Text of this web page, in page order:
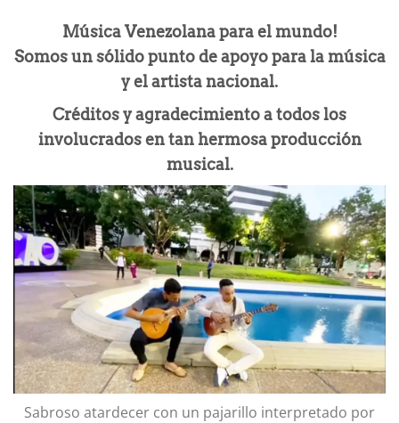
Música Venezolana para el mundo!
Somos un sólido punto de apoyo para la música
y el artista nacional.
Créditos y agradecimiento a todos los
involucrados en tan hermosa producción
musical.
Sabroso atardecer con un pajarillo interpretado por